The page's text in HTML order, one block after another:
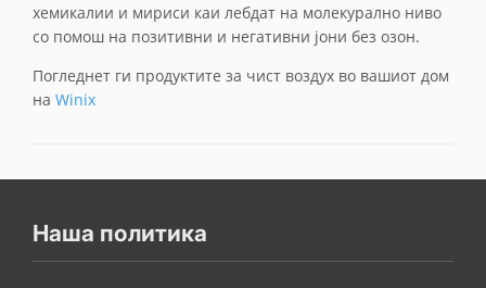
хемикалии и мириси каи лебдат на молекурално ниво
со помош на позитивни и негативни јони без озон.
Погледнет ги продуктите за чист воздух во вашиот дом
на Winix
Наша политика